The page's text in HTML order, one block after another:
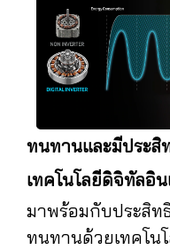
ทนทานและมีประสิ
เทคโนโลยีดิจิทัลอิน
มาพร้อมกับประสิท
ทนทานด้วยเทคโน